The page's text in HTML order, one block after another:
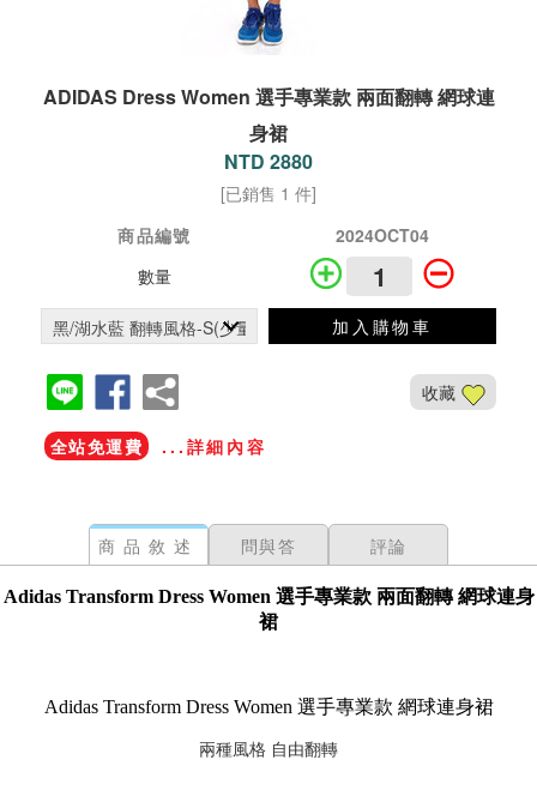
ADIDAS Dress Women 選手專業款 兩面翻轉 網球連
身裙
NTD 2880
[已銷售 1 件]
商品編號
2024OCT04
數量
加入購物車
收藏
全站免運費 ...詳細內容
商品敘述 問與答 評論